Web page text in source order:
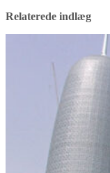
Relaterede indlæg